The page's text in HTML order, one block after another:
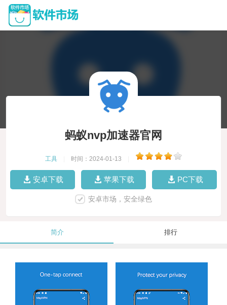
蚂蚁nvp加速器官网
工具 时间：2024-01-13
安卓下载 苹果下载 PC下载
安卓市场，安全绿色
简介 排行